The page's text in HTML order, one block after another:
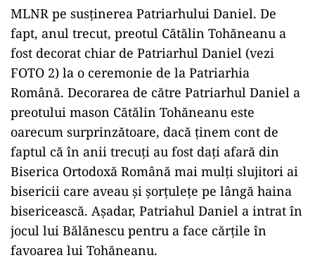
MLNR pe susținerea Patriarhului Daniel. De
fapt, anul trecut, preotul Cătălin Tohăneanu a
fost decorat chiar de Patriarhul Daniel (vezi
FOTO 2) la o ceremonie de la Patriarhia
Română. Decorarea de către Patriarhul Daniel a
preotului mason Cătălin Tohăneanu este
oarecum surprinzătoare, dacă ținem cont de
faptul că în anii trecuți au fost dați afară din
Biserica Ortodoxă Română mai mulți slujitori ai
bisericii care aveau și șorțulețe pe lângă haina
bisericească. Așadar, Patriahul Daniel a intrat în
jocul lui Bălănescu pentru a face cărțile în
favoarea lui Tohăneanu.